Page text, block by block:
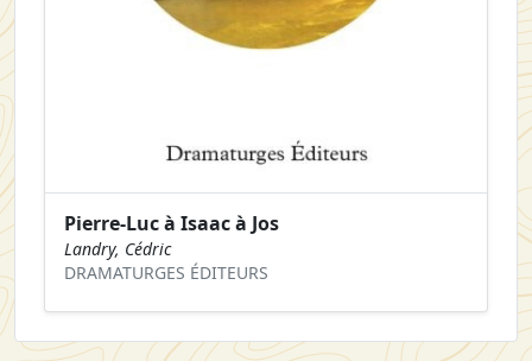
Pierre-Luc à Isaac à Jos
Landry, Cédric
DRAMATURGES ÉDITEURS